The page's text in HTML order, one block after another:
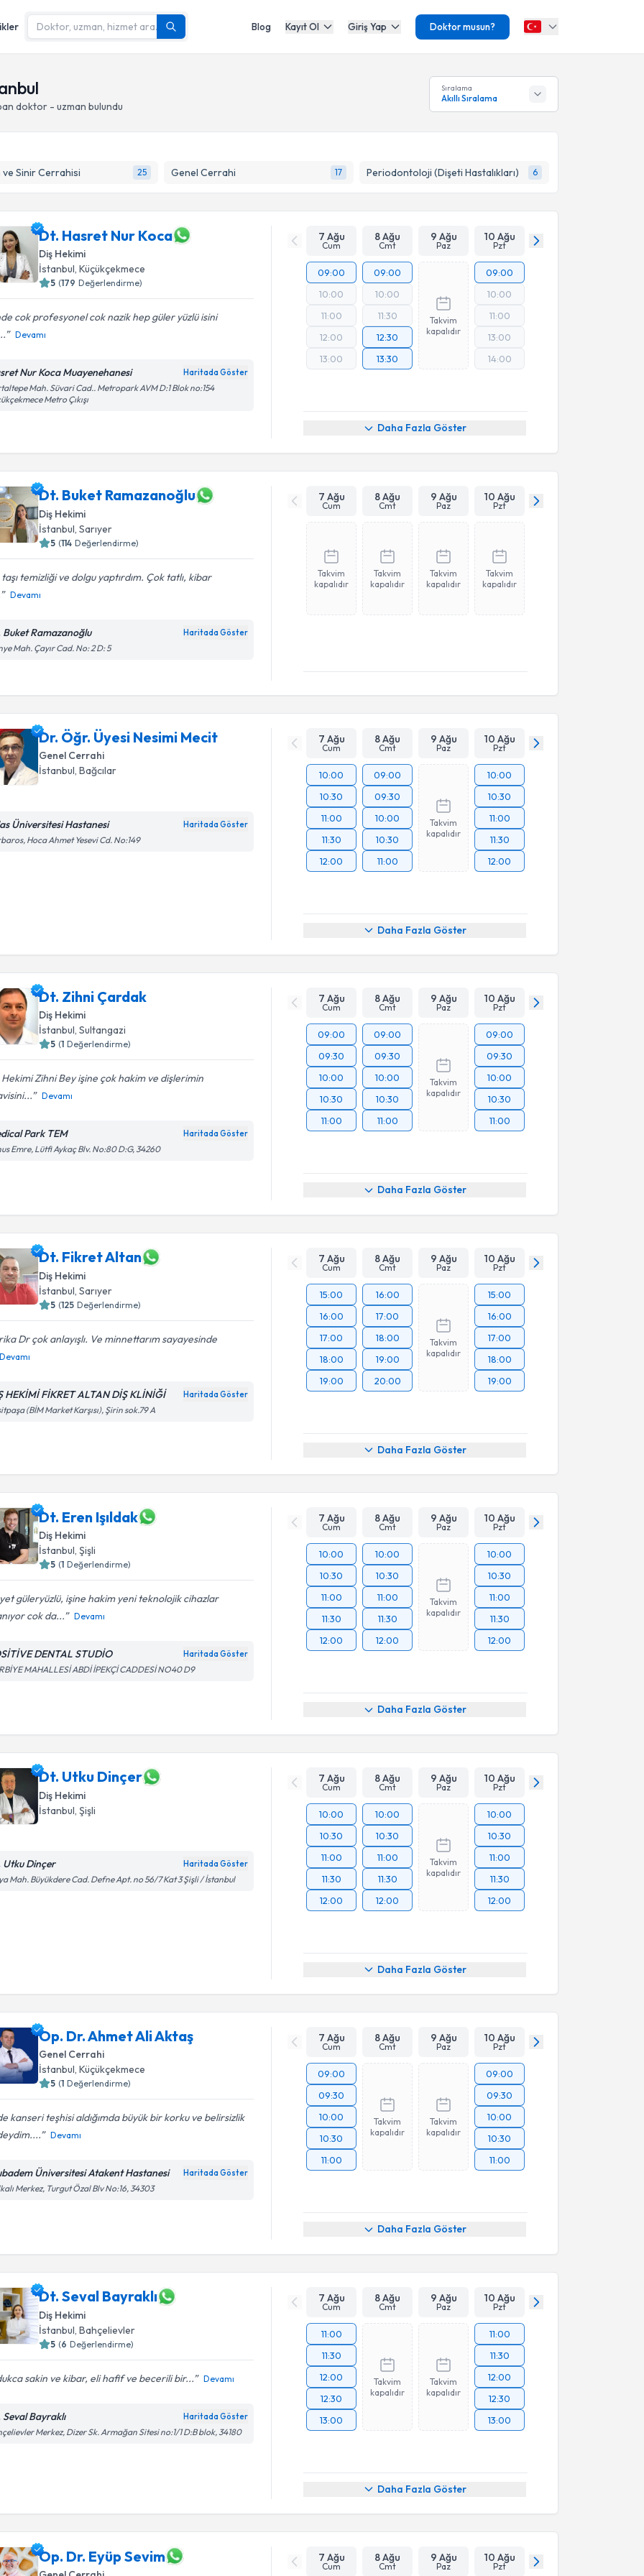
Blog Kayıt Ol Giriş Yap Doktor musun?
doktor - uzman bulundu
Sıralama
Akıllı Sıralama
ve Sinir Cerrahisi 25 Genel Cerrahi 17 Periodontoloji (Dişeti Hastalıkları) 6
Dt. Hasret Nur Koca
Diş Hekimi
İstanbul, Küçükçekmece
5 (179 Değerlendirme)
cok profesyonel cok nazik hep güler yüzlü isini
Devamı
Nur Koca Muayenehanesi Haritada Göster
Mah. Süvari Cad.. Metropark AVM D:1 Blok no:154
Metro Çıkışı
7 Ağu
Cum
8 Ağu
Cmt
9 Ağu
Paz
10 Ağu
Pzt
09:00
10:00
11:00
12:00
13:00
09:00
10:00
11:30
12:30
13:30
Takvim
kapalıdır
09:00
10:00
11:00
13:00
14:00
Daha Fazla Göster
Dt. Buket Ramazanoğlu
Diş Hekimi
İstanbul , Sarıyer
5 (114 Değerlendirme)
taşı temizliği ve dolgu yaptırdım. Çok tatlı, kibar
Devamı
Buket Ramazanoğlu Haritada Göster
Mah. Çayır Cad. No: 2 D: 5
7 Ağu
Cum
8 Ağu
Cmt
9 Ağu
Paz
10 Ağu
Pzt
Takvim
kapalıdır
Takvim
kapalıdır
Takvim
kapalıdır
Takvim
kapalıdır
Dr. Öğr. Üyesi Nesimi Mecit
Genel Cerrahi
İstanbul , Bağcılar
Üniversitesi Hastanesi Haritada Göster
Hoca Ahmet Yesevi Cd. No:149
7 Ağu
Cum
8 Ağu
Cmt
9 Ağu
Paz
10 Ağu
Pzt
10:00
10:30
11:00
11:30
12:00
09:00
09:30
10:00
10:30
11:00
Takvim
kapalıdır
10:00
10:30
11:00
11:30
12:00
Daha Fazla Göster
Dt. Zihni Çardak
Diş Hekimi
İstanbul, Sultangazi
5 (1 Değerlendirme)
Hekimi Zihni Bey işine çok hakim ve dişlerimin
Devamı
Park TEM Haritada Göster
Emre, Lütfi Aykaç Blv. No:80 D:G, 34260
7 Ağu
Cum
8 Ağu
Cmt
9 Ağu
Paz
10 Ağu
Pzt
09:00
09:30
10:00
10:30
11:00
09:00
09:30
10:00
10:30
11:00
Takvim
kapalıdır
09:00
09:30
10:00
10:30
11:00
Daha Fazla Göster
Dt. Fikret Altan
Diş Hekimi
İstanbul , Sarıyer
5 (125 Değerlendirme)
Dr çok anlayışlı. Ve minnettarım sayayesinde
Devamı
HEKİMİ FİKRET ALTAN DİŞ KLİNİĞİ Haritada Göster
(BİM Market Karşısı), Şirin sok.79 A
7 Ağu
Cum
8 Ağu
Cmt
9 Ağu
Paz
10 Ağu
Pzt
15:00
16:00
17:00
18:00
19:00
16:00
17:00
18:00
19:00
20:00
Takvim
kapalıdır
15:00
16:00
17:00
18:00
19:00
Daha Fazla Göster
Dt. Eren Işıldak
Diş Hekimi
İstanbul, Şişli
5 (1 Değerlendirme)
güleryüzlü, işine hakim yeni teknolojik cihazlar
cok da...
Devamı
DENTAL STUDİO Haritada Göster
MAHALLESİ ABDİ İPEKÇİ CADDESİ NO40 D9
7 Ağu
Cum
8 Ağu
Cmt
9 Ağu
Paz
10 Ağu
Pzt
10:00
10:30
11:00
11:30
12:00
10:00
10:30
11:00
11:30
12:00
Takvim
kapalıdır
10:00
10:30
11:00
11:30
12:00
Daha Fazla Göster
Dt. Utku Dinçer
Diş Hekimi
İstanbul , Şişli
Utku Dinçer Haritada Göster
Mah. Büyükdere Cad. Defne Apt. no 56/7 Kat 3 Şişli / İstanbul
7 Ağu
Cum
8 Ağu
Cmt
9 Ağu
Paz
10 Ağu
Pzt
10:00
10:30
11:00
11:30
12:00
10:00
10:30
11:00
11:30
12:00
Takvim
kapalıdır
10:00
10:30
11:00
11:30
12:00
Daha Fazla Göster
Op. Dr. Ahmet Ali Aktaş
Genel Cerrahi
İstanbul, Küçükçekmece
5 (1 Değerlendirme)
kanseri teşhisi aldığımda büyük bir korku ve belirsizlik
Devamı
Üniversitesi Atakent Hastanesi Haritada Göster
Merkez, Turgut Özal Blv No:16, 34303
7 Ağu
Cum
8 Ağu
Cmt
9 Ağu
Paz
10 Ağu
Pzt
09:00
09:30
10:00
10:30
11:00
Takvim
kapalıdır
Takvim
kapalıdır
09:00
09:30
10:00
10:30
11:00
Daha Fazla Göster
Dt. Seval Bayraklı
Diş Hekimi
İstanbul , Bahçelievler
5 (6 Değerlendirme)
sakin ve kibar, eli hafif ve becerili bir... Devamı
Seval Bayraklı Haritada Göster
Merkez, Dizer Sk. Armağan Sitesi no:1/1 D:B blok, 34180
7 Ağu
Cum
8 Ağu
Cmt
9 Ağu
Paz
10 Ağu
Pzt
11:00
11:30
12:00
12:30
13:00
Takvim
kapalıdır
Takvim
kapalıdır
11:00
11:30
12:00
12:30
13:00
Daha Fazla Göster
Op. Dr. Eyüp Sevim 7 Ağu
Cum
8 Ağu
Cmt
9 Ağu
Paz
10 Ağu
Pzt